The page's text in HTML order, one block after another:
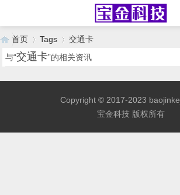
首页 Tags
交通卡
与“交通卡”的相关资讯
Copyright © 2017-2023
宝金科技 版权所有